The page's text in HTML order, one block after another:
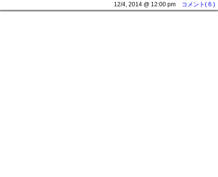
12/4, 2014 @ 12:00 pm コメント( 6 )